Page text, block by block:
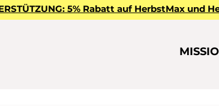
5% Rabatt auf HerbstMax und